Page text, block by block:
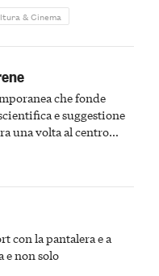
& Cinema
che fonde
e suggestione
una volta al centro
del passato astigiano
con la pantalera e a
e non solo